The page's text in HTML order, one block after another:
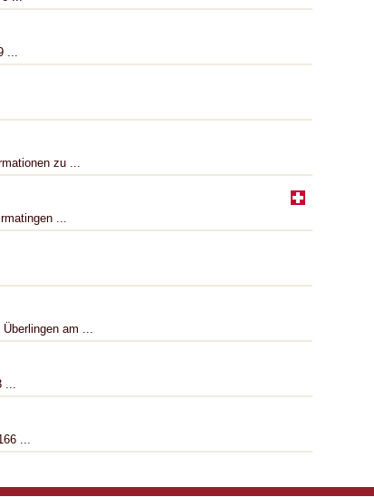
...
zu ...
...
am ...
...
...